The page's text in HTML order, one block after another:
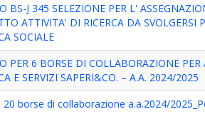
BS-J 345 SELEZIONE PER L'
ATTIVITA' DI RICERCA DA
SOCIALE
PER 6 BORSE DI COLLABORAZIONE
E SERVIZI SAPERI&CO. – A.A. 2024/2025
20 borse di collaborazione a.a.2024/